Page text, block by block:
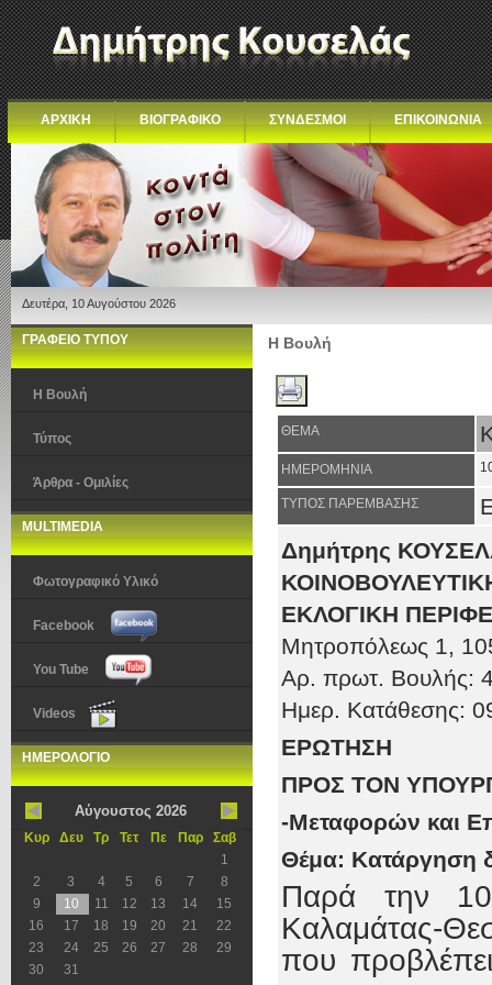
ΑΡΧΙΚΗ ΒΙΟΓΡΑΦΙΚΟ ΣΥΝΔΕΣΜΟΙ ΕΠΙΚΟΙΝΩΝΙΑ
Δευτέρα, 10 Αυγούστου 2026
ΓΡΑΦΕΙΟ ΤΥΠΟΥ
Η Βουλή
Τύπος
Άρθρα - Ομιλίες
MULTIMEDIA
Φωτογραφικό Υλικό
Facebook
You Tube
Videos
ΗΜΕΡΟΛΟΓΙΟ
Αύγουστος 2026
Κυρ Δευ Τρ Τετ Πε Παρ
Σαβ
1
2
3 4 5 6 7
8
9
10 11 12 13 14
15
16
17 18 19 20 21
22
23
24 25 26 27 28
29
30
31
Η Βουλή
ΘΕΜΑ
ΗΜΕΡΟΜΗΝΙΑ
ΤΥΠΟΣ ΠΑΡΕΜΒΑΣΗΣ
Δημήτρης
ΕΚΛΟΓΙΚΗ
Μητροπόλεως 1,
Αρ. πρωτ. Βουλής:
Ημερ. Κατάθεσης: 0
ΕΡΩΤΗΣΗ
ΠΡΟΣ ΤOΝ
-Μεταφορών και
Θέμα: Κατάργηση
Παρά την
Καλαμάτας-
που